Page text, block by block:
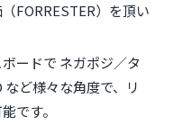
FORRESTER）を頂い
ードで ネガポジ／タ
ど様々な角度で、リ
です。